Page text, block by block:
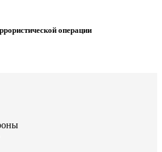
операции